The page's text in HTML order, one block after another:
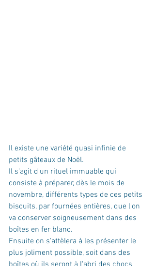
Il existe une variété quasi infinie de
petits gâteaux de Noël.
Il s'agit d'un rituel immuable qui
consiste à préparer, dès le mois de
novembre, différents types de ces petits
biscuits, par fournées entières, que l'on
va conserver soigneusement dans des
boîtes en fer blanc.
Ensuite on s'attèlera à les présenter le
plus joliment possible, soit dans des